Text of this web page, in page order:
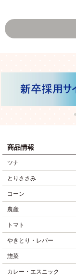
商品情報
ツナ
とりささみ
コーン
農産
トマト
やきとり・レバー
惣菜
カレー・エスニック